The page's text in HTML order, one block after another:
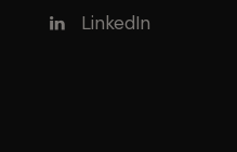
LinkedIn